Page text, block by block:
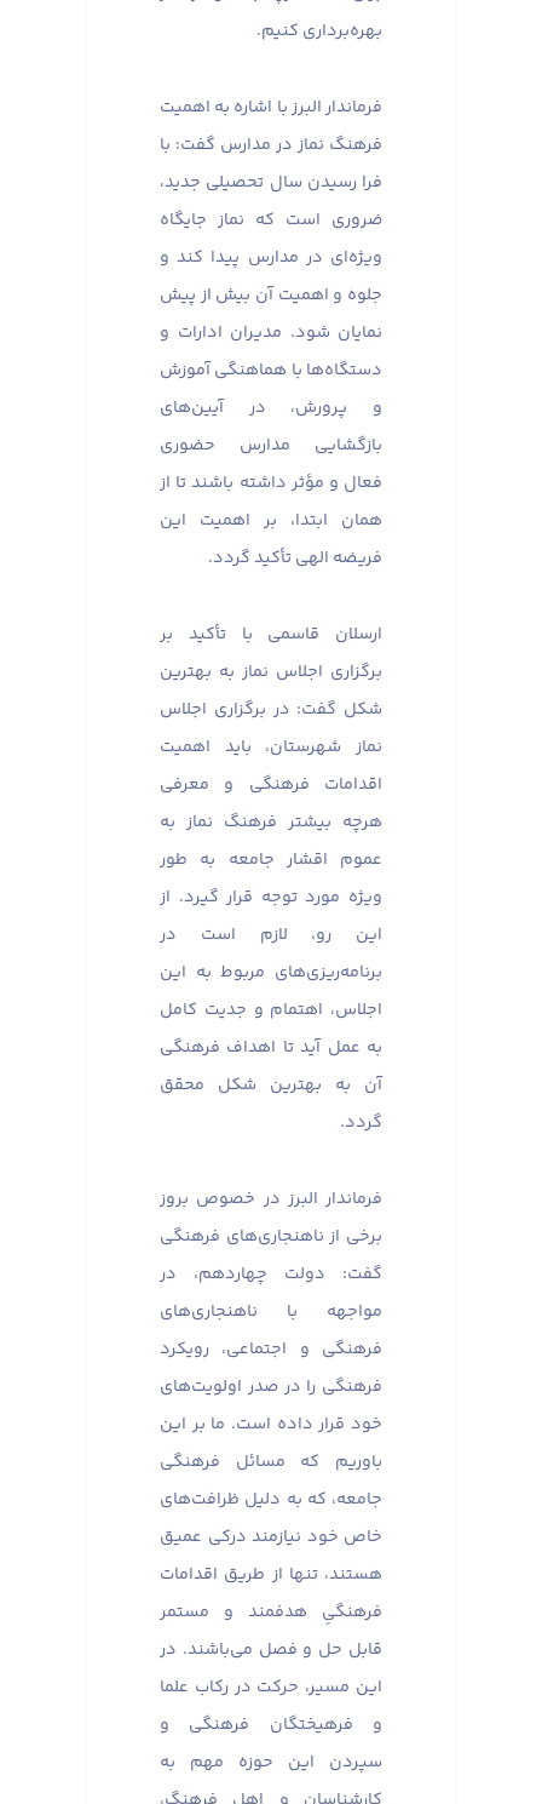
بهره‌برداری کنیم.
فرماندار البرز با اشاره به اهمیت
فرهنگ نماز در مدارس گفت: با
فرا رسیدن سال تحصیلی جدید،
ضروری است که نماز جایگاه
ویژه‌ای در مدارس پیدا کند و
جلوه و اهمیت آن بیش از پیش
نمایان شود. مدیران ادارات و
دستگاه‌ها با هماهنگی آموزش
و پرورش، در آیین‌های
بازگشایی مدارس حضوری
فعال و مؤثر داشته باشند تا از
همان ابتدا، بر اهمیت این
فریضه الهی تأکید گردد.
ارسلان قاسمی با تأکید بر
برگزاری اجلاس نماز به بهترین
شکل گفت: در برگزاری اجلاس
نماز شهرستان، باید اهمیت
اقدامات فرهنگی و معرفی
هرچه بیشتر فرهنگ نماز به
عموم اقشار جامعه به طور
ویژه مورد توجه قرار گیرد. از
این رو، لازم است در
برنامه‌ریزی‌های مربوط به این
اجلاس، اهتمام و جدیت کامل
به عمل آید تا اهداف فرهنگی
آن به بهترین شکل محقق
گردد.
فرماندار البرز در خصوص بروز
برخی از ناهنجاری‌های فرهنگی
گفت: دولت چهاردهم، در
مواجهه با ناهنجاری‌های
فرهنگی و اجتماعی، رویکرد
فرهنگی را در صدر اولویت‌های
خود قرار داده است. ما بر این
باوریم که مسائل فرهنگی
جامعه، که به دلیل ظرافت‌های
خاص خود نیازمند درکی عمیق
هستند، تنها از طریق اقدامات
فرهنگیِ هدفمند و مستمر
قابل حل و فصل می‌باشند. در
این مسیر، حرکت در رکاب علما
و فرهیختگان فرهنگی و
سپردن این حوزه مهم به